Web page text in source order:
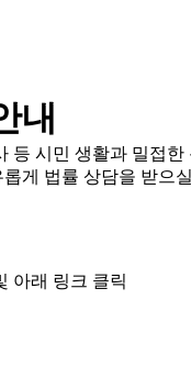
아래 링크 클릭